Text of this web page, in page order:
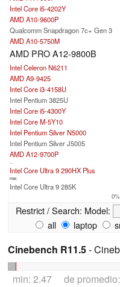
Intel Core i5-4202Y
AMD A10-9600P
Qualcomm Snapdragon 7c+ Gen 3
AMD A10-5750M
AMD PRO A12-9800B
Intel Celeron N6211
AMD A9-9425
Intel Core i3-4158U
Intel Pentium 3825U
Intel Core i5-4300Y
Intel Core M-5Y10
Intel Pentium Silver N5000
Intel Pentium Silver J5005
AMD A12-9700P
...
Intel Core Ultra 9 290HX Plus
max:
Intel Core Ultra 9 285K
0%
Restrict / Search: Model:
all
laptop
Cinebench R11.5-
min: 2.47 de